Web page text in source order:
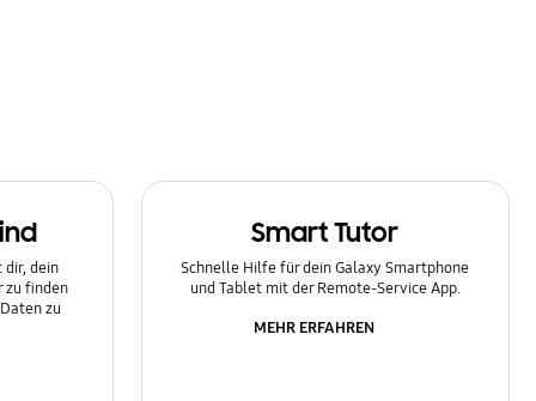
dir, dein
zu finden
zu
Smart Tutor
Schnelle Hilfe für dein Galaxy Smartphone
und Tablet mit der Remote-Service App.
MEHR ERFAHREN